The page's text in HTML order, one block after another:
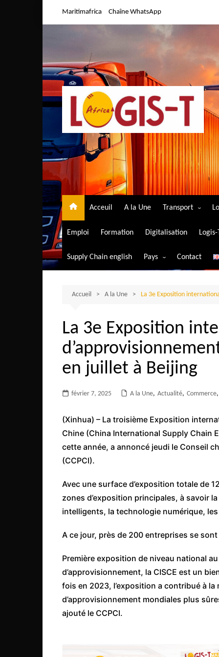
Maritimafrica Chaîne WhatsApp
Acceuil A la Une Transport
Transport aérien
Transport
Transport routier
Emploi Formation Digitalisation
Supply Chain english Pays
Algérie
Bénin
Burkina-Faso
Burundi
Bostwana
Cameroun
Comores
Côte d’Ivoire
Ethiopie
Gabon
Guinée
Guinée Bissau
Contact
Accueil A la Une La 3e Exposition
La 3e Exposition
en juillet à Beijing
février 7, 2025 A la Une, Actualité, Commerce,
(Xinhua) – La troisième Exposition
Chine (China International Supply Chain
cette année, a annoncé jeudi le Conseil
(CCPCI).
Avec une surface d’exposition totale de
zones d’exposition principales, à savoir
intelligents, la technologie numérique,
A ce jour, près de 200 entreprises se
Première exposition de niveau national
d’approvisionnement, la CISCE est un
fois en 2023, l’exposition a contribué à
d’approvisionnement mondiales plus
ajouté le CCPCI.